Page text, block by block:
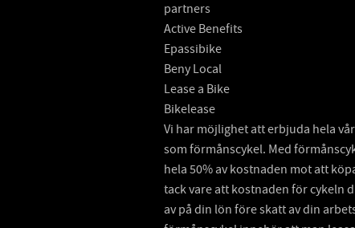
partners
Active Benefits
Epassibike
Beny Local
Lease a Bike
Bikelease
Vi har möjlighet att erbjuda hela
som förmånscykel. Med
hela 50% av kostnaden mot att
tack vare att kostnaden för cykeln
av på din lön före skatt av din